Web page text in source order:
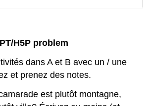
H5P problem
dans A et B avec un / une
et prenez des notes.
est plutôt montagne,